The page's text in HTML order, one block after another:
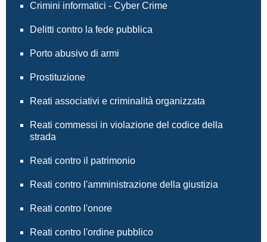
Crimini informatici - Cyber Crime
Delitti contro la fede pubblica
Porto abusivo di armi
Prostituzione
Reati associativi e criminalità organizzata
Reati commessi in violazione del codice della
strada
Reati contro il patrimonio
Reati contro l'amministrazione della giustizia
Reati contro l'onore
Reati contro l'ordine pubblico